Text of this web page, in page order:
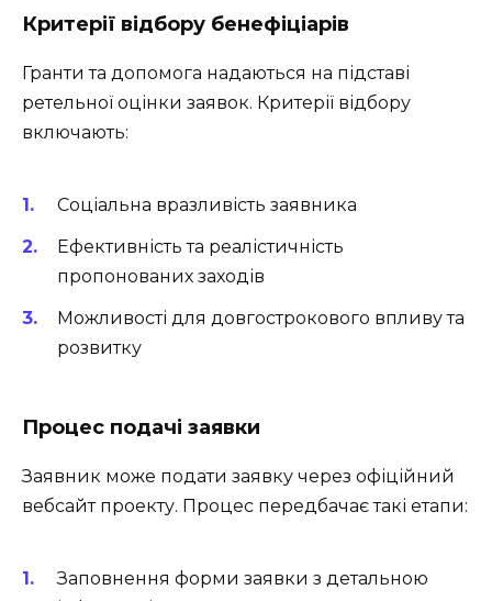
Критерії відбору бенефіціарів
Гранти та допомога надаються на підставі
ретельної оцінки заявок. Критерії відбору
включають:
Соціальна вразливість заявника
Ефективність та реалістичність
пропонованих заходів
Можливості для довгострокового впливу та
розвитку
Процес подачі заявки
Заявник може подати заявку через офіційний
вебсайт проекту. Процес передбачає такі етапи:
Заповнення форми заявки з детальною